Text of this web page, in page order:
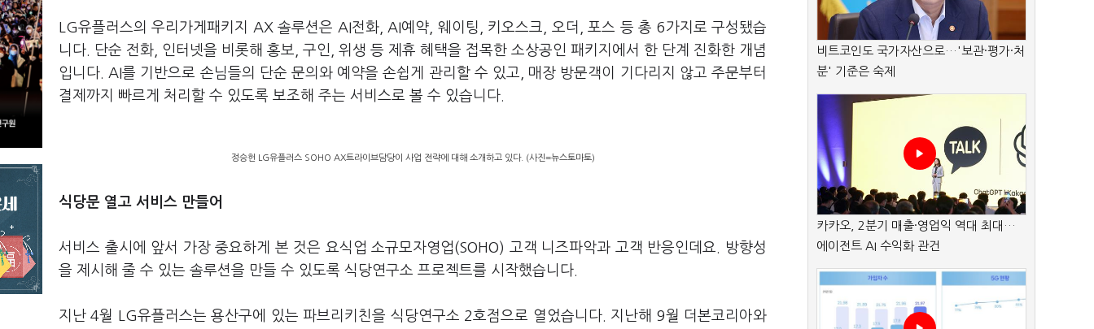
LG유플러스의 우리가게패키지 AX 솔루션은 AI전화, AI예약, 웨이팅, 키오스크, 오더, 포스 등 총 6가지로 구성됐습
니다. 단순 전화, 인터넷을 비롯해 홍보, 구인, 위생 등 제휴 혜택을 접목한 소상공인 패키지에서 한 단계 진화한 개념
입니다. AI를 기반으로 손님들의 단순 문의와 예약을 손쉽게 관리할 수 있고, 매장 방문객이 기다리지 않고 주문부터
결제까지 빠르게 처리할 수 있도록 보조해 주는 서비스로 볼 수 있습니다.
정승헌 LG유플러스 SOHO AX트라이브담당이 사업 전략에 대해 소개하고 있다. (사진=뉴스토마토)
식당문 열고 서비스 만들어
서비스 출시에 앞서 가장 중요하게 본 것은 요식업 소규모자영업(SOHO) 고객 니즈파악과 고객 반응인데요. 방향성
을 제시해 줄 수 있는 솔루션을 만들 수 있도록 식당연구소 프로젝트를 시작했습니다.
지난 4월 LG유플러스는 용산구에 있는 파브리키친을 식당연구소 2호점으로 열었습니다. 지난해 9월 더본코리아와
비트코인도 국가자산으로…'보관·평가·처
분' 기준은 숙제
카카오, 2분기 매출·영업익 역대 최대…
에이전트 AI 수익화 관건